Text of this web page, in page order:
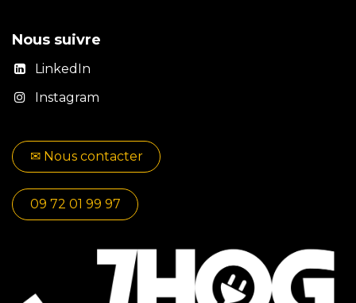
Nous suivre
LinkedIn
Instagram
✉​​ No​​​​us contacter
09 72 01 99 97